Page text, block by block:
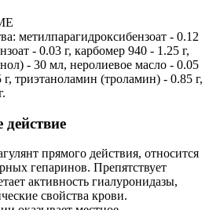
метилпарагидроксибензоат - 0.12
- 0.03 г, карбомер 940 - 1.25 г,
- 30 мл, неролиевое масло - 0.05
г, триэтаноламин (троламин) - 0.85 г,
прямого действия, относится
гепаринов. Препятствует
активность гиалуронидазы,
свойства крови.